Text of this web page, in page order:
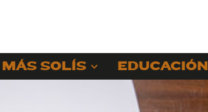
MÁS SOLÍS EDUCACIÓN